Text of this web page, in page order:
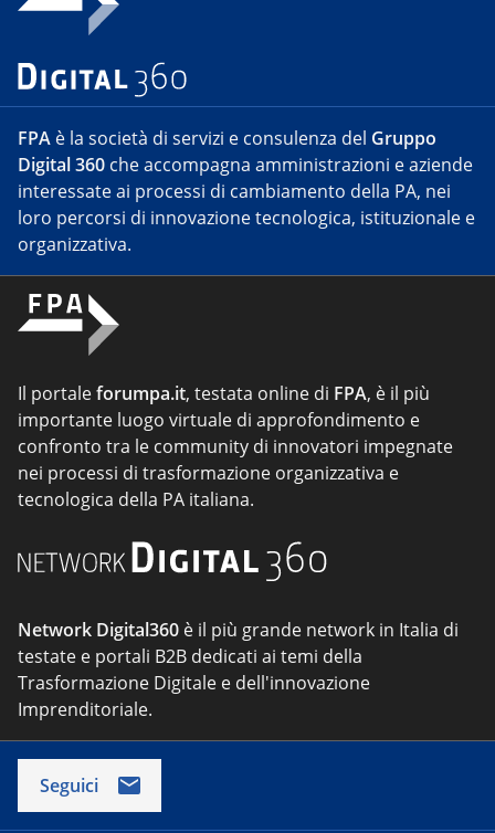
FPA è la società di servizi e consulenza del Gruppo
Digital 360 che accompagna amministrazioni e aziende
interessate ai processi di cambiamento della PA, nei
loro percorsi di innovazione tecnologica, istituzionale e
organizzativa.
Il portaleforumpa.it, testata online di FPA, è il più
importante luogo virtuale di approfondimento e
confronto tra le community di innovatori impegnate
nei processi di trasformazione organizzativa e
tecnologica della PA italiana.
Network Digital360 è il più grande network in Italia di
testate e portali B2B dedicati ai temi della
Trasformazione Digitale e dell'innovazione
Imprenditoriale.
Seguici